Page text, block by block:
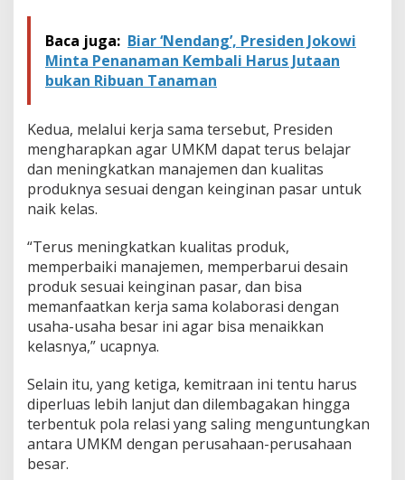
t
k
a
n
y
a
S
a
i
Baca juga: Biar ‘Nendang’, Presiden Jokowi
Minta Penanaman Kembali Harus Jutaan
bukan Ribuan Tanaman
Kedua, melalui kerja sama tersebut, Presiden
mengharapkan agar UMKM dapat terus belajar
dan meningkatkan manajemen dan kualitas
produknya sesuai dengan keinginan pasar untuk
naik kelas.
“Terus meningkatkan kualitas produk,
memperbaiki manajemen, memperbarui desain
produk sesuai keinginan pasar, dan bisa
memanfaatkan kerja sama kolaborasi dengan
usaha-usaha besar ini agar bisa menaikkan
kelasnya,” ucapnya.
Selain itu, yang ketiga, kemitraan ini tentu harus
diperluas lebih lanjut dan dilembagakan hingga
terbentuk pola relasi yang saling menguntungkan
antara UMKM dengan perusahaan-perusahaan
besar.